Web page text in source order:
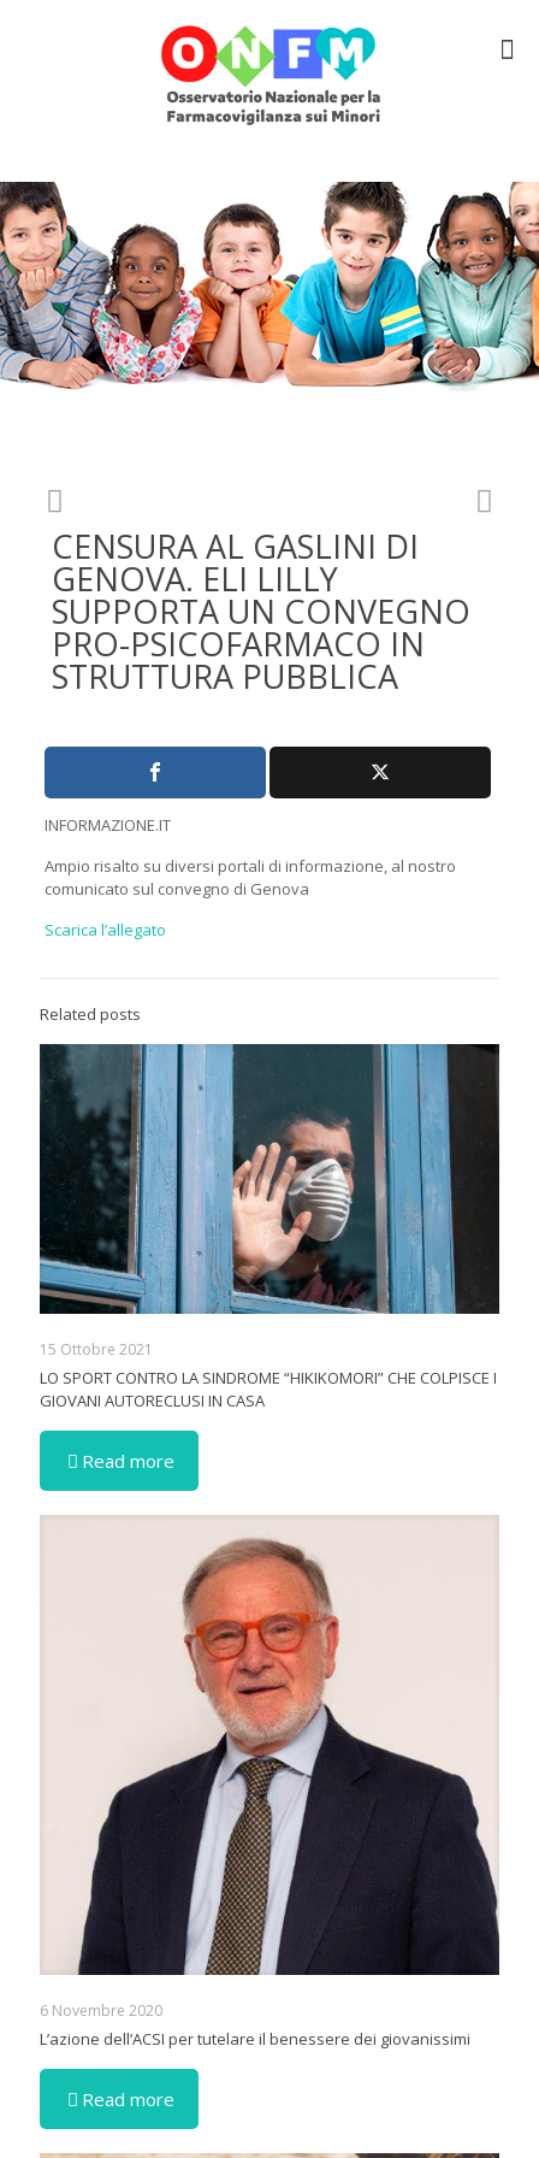
CENSURA AL GASLINI DI
GENOVA. ELI LILLY
SUPPORTA UN CONVEGNO
PRO-PSICOFARMACO IN
STRUTTURA PUBBLICA
INFORMAZIONE.IT
Ampio risalto su diversi portali di informazione, al nostro
comunicato sul convegno di Genova
Scarica l’allegato
Related posts
15 Ottobre 2021
LO SPORT CONTRO LA SINDROME “HIKIKOMORI” CHE COLPISCE I
GIOVANI AUTORECLUSI IN CASA
Read more
6 Novembre 2020
L’azione dell’ACSI per tutelare il benessere dei giovanissimi
Read more